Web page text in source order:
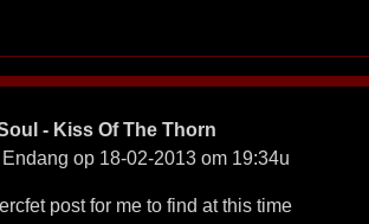
- Kiss Of The Thorn
op 18-02-2013 om 19:34u
post for me to find at this time